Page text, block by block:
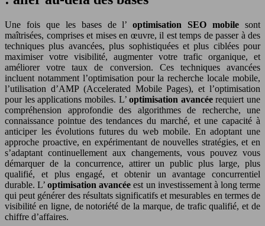
Une fois que les bases de l’optimisation SEO mobilesont
maîtrisées, comprises et mises en œuvre, il est temps de passer à des
techniques plus avancées, plus sophistiquées et plus ciblées pour
maximiser votre visibilité, augmenter votre trafic organique, et
améliorer votre taux de conversion. Ces techniques avancées
incluent notamment l’optimisation pour la recherche locale mobile,
l’utilisation d’AMP (Accelerated Mobile Pages), et l’optimisation
pour les applications mobiles. L’optimisation avancéerequiert une
compréhension approfondie des algorithmes de recherche, une
connaissance pointue des tendances du marché, et une capacité à
anticiper les évolutions futures du web mobile. En adoptant une
approche proactive, en expérimentant de nouvelles stratégies, et en
s’adaptant continuellement aux changements, vous pouvez vous
démarquer de la concurrence, attirer un public plus large, plus
qualifié, et plus engagé, et obtenir un avantage concurrentiel
durable. L’optimisation avancéeest un investissement à long terme
qui peut générer des résultats significatifs et mesurables en termes de
visibilité en ligne, de notoriété de la marque, de trafic qualifié, et de
chiffre d’affaires.